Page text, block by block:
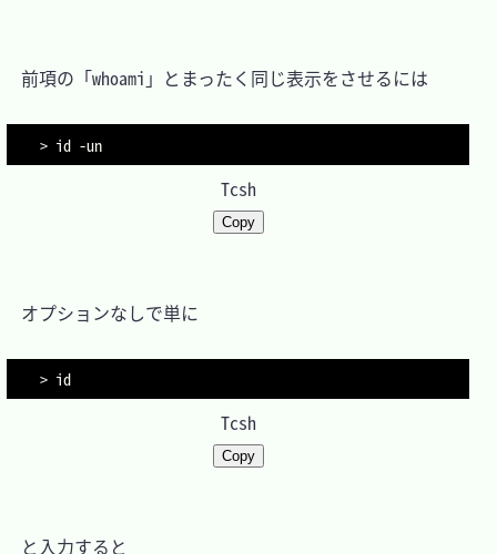
前項の「whoami」とまったく同じ表示をさせるには
> id -un
Tcsh
Copy
オプションなしで単に
> id
Tcsh
Copy
と入力すると